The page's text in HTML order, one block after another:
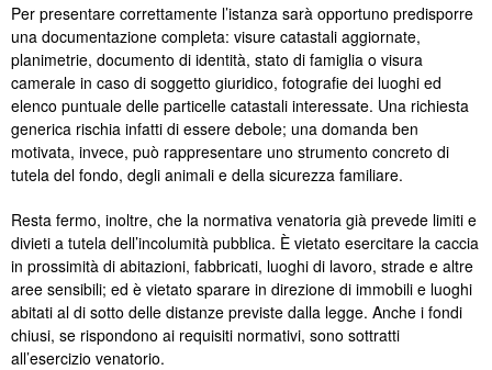
Per presentare correttamente l’istanza sarà opportuno predisporre
una documentazione completa: visure catastali aggiornate,
planimetrie, documento di identità, stato di famiglia o visura
camerale in caso di soggetto giuridico, fotografie dei luoghi ed
elenco puntuale delle particelle catastali interessate. Una richiesta
generica rischia infatti di essere debole; una domanda ben
motivata, invece, può rappresentare uno strumento concreto di
tutela del fondo, degli animali e della sicurezza familiare.
Resta fermo, inoltre, che la normativa venatoria già prevede limiti e
divieti a tutela dell’incolumità pubblica. È vietato esercitare la caccia
in prossimità di abitazioni, fabbricati, luoghi di lavoro, strade e altre
aree sensibili; ed è vietato sparare in direzione di immobili e luoghi
abitati al di sotto delle distanze previste dalla legge. Anche i fondi
chiusi, se rispondono ai requisiti normativi, sono sottratti
all’esercizio venatorio.